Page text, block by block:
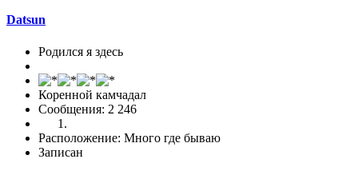
Datsun
Родился я здесь
Коренной камчадал
Сообщения: 2 246
Расположение: Много где бываю
Записан